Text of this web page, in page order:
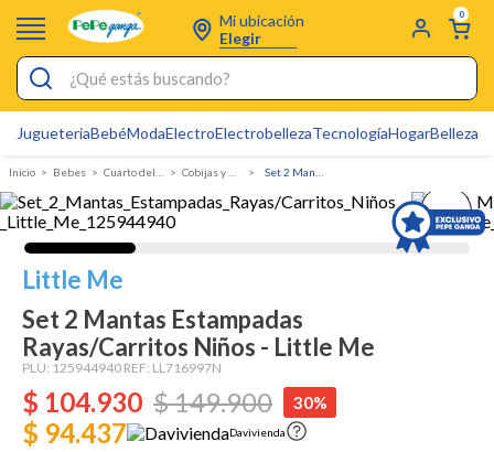
Mi ubicación
Elegir
0
¿Qué estás buscando?
JugueteriaBebéModaElectroElectrobellezaTecnologíaHogarBelleza
Bebes Cuarto del bebe Cobijas y mantas
Little Me
Set 2 Mantas Estampadas
Rayas/Carritos Niños - Little Me
PLU: 125944940 REF: LL716997N
$ 104.930 $149.900 30%
$ 94.437 Davivienda
Pijamas
Electro
Figuras Toy Story
Carters
Silla Mecedora Bebé
Cartas Pokemon